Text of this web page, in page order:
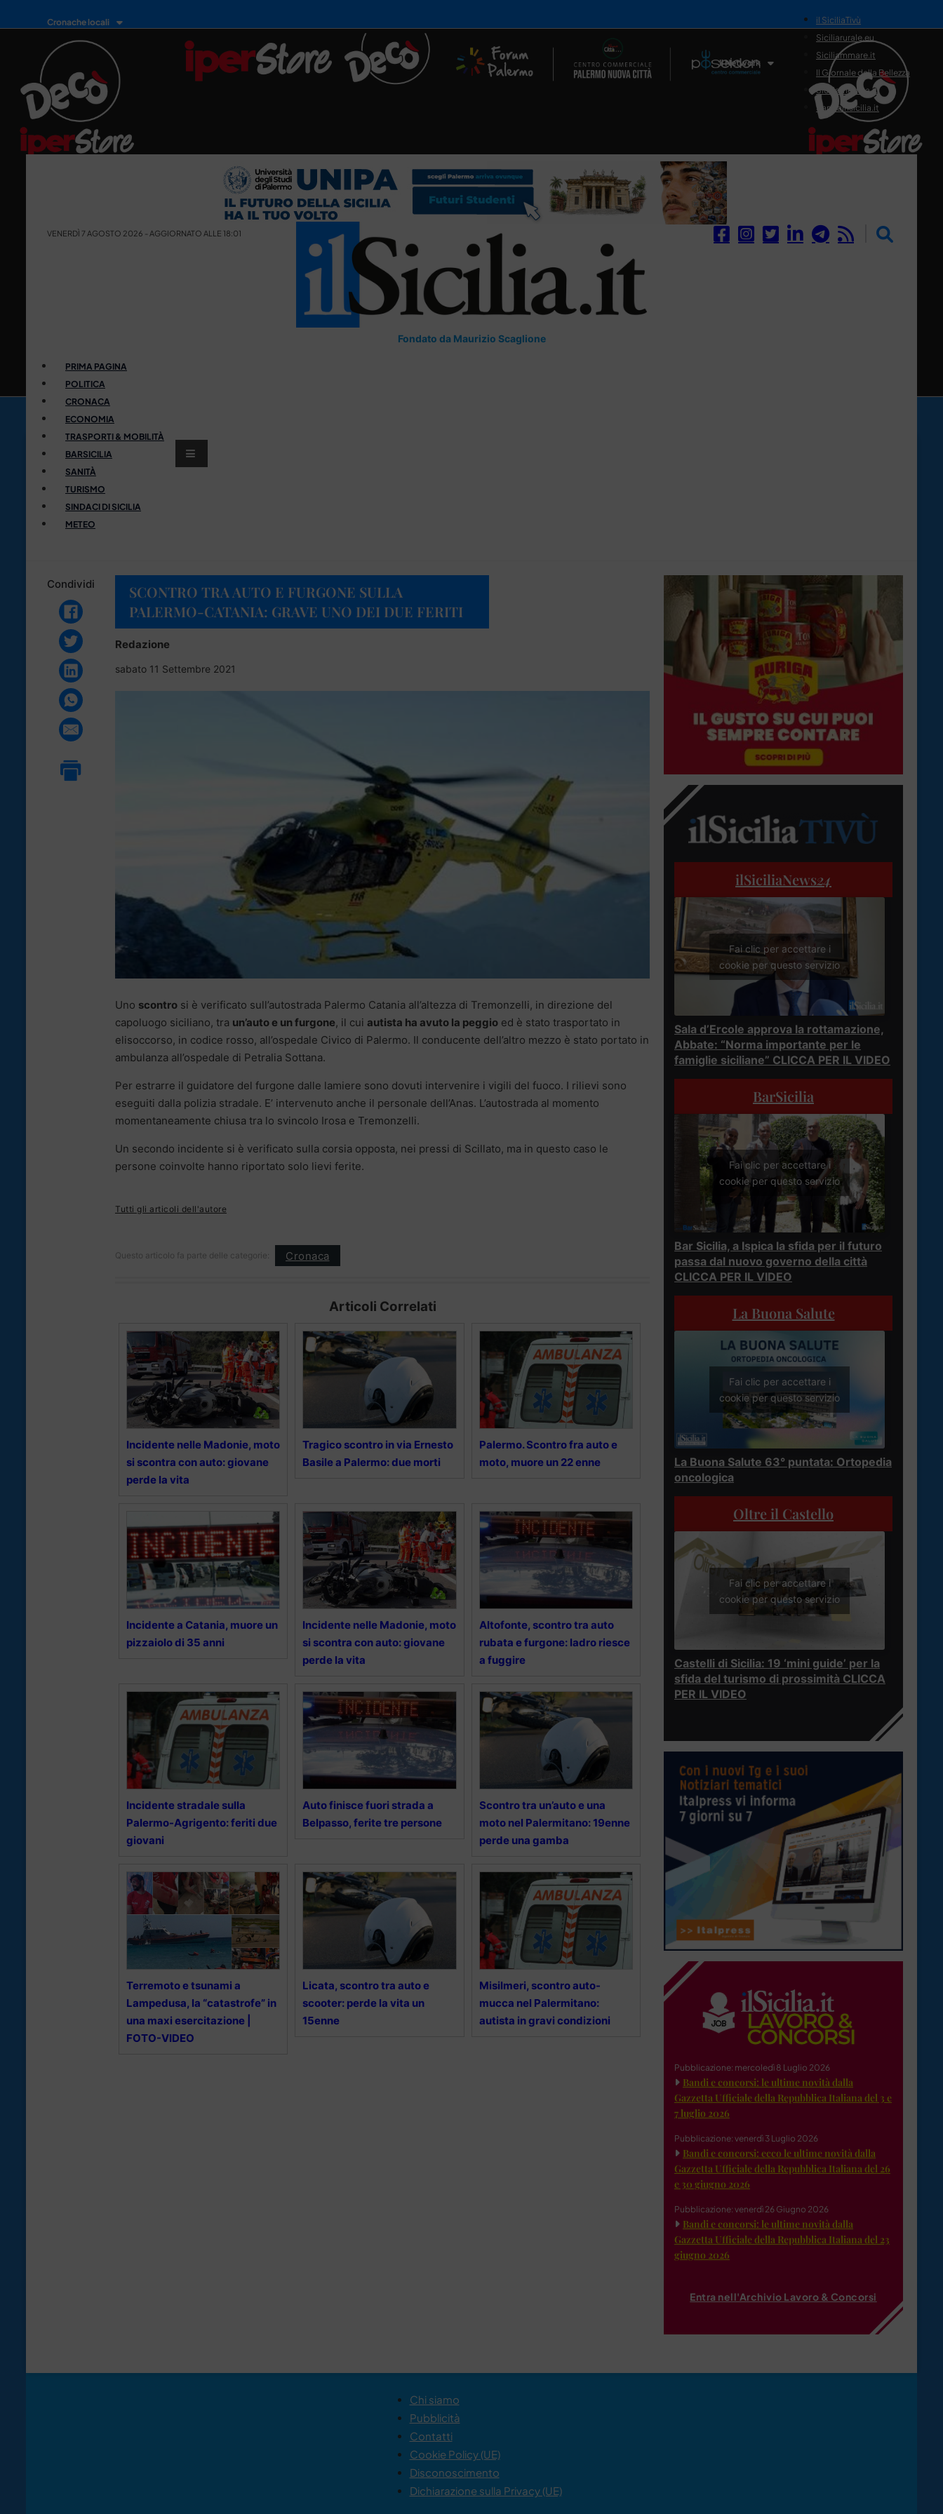
Cronache locali
Il Network
il SiciliaTivù
Siciliarurale.eu
Siciliammare.it
Il Giornale della Bellezza
Siciliamedica.it
Sanitainsicilia.it
VENERDÌ 7 AGOSTO 2026 - AGGIORNATO ALLE 18:01
Fondato da Maurizio Scaglione
PRIMA PAGINA
POLITICA
CRONACA
ECONOMIA
TRASPORTI & MOBILITÀ
BARSICILIA
SANITÀ
TURISMO
SINDACI DI SICILIA
METEO
Condividi
SCONTRO TRA AUTO E FURGONE SULLA
PALERMO-CATANIA: GRAVE UNO DEI DUE FERITI
Redazione
sabato 11 Settembre 2021
Uno scontro si è verificato sull’autostrada Palermo Catania all’altezza di Tremonzelli, in direzione del
capoluogo siciliano, tra un’auto e un furgone, il cui autista ha avuto la peggio ed è stato trasportato in
elisoccorso, in codice rosso, all’ospedale Civico di Palermo. Il conducente dell’altro mezzo è stato portato in
ambulanza all’ospedale di Petralia Sottana.
Per estrarre il guidatore del furgone dalle lamiere sono dovuti intervenire i vigili del fuoco. I rilievi sono
eseguiti dalla polizia stradale. E’ intervenuto anche il personale dell’Anas. L’autostrada al momento
momentaneamente chiusa tra lo svincolo Irosa e Tremonzelli.
Un secondo incidente si è verificato sulla corsia opposta, nei pressi di Scillato, ma in questo caso le
persone coinvolte hanno riportato solo lievi ferite.
Tutti gli articoli dell'autore
Questo articolo fa parte delle categorie: Cronaca
Articoli Correlati
Incidente nelle Madonie, moto
si scontra con auto: giovane
perde la vita
Tragico scontro in via Ernesto
Basile a Palermo: due morti
Palermo. Scontro fra auto e
moto, muore un 22 enne
Incidente a Catania, muore un
pizzaiolo di 35 anni
Incidente nelle Madonie, moto
si scontra con auto: giovane
perde la vita
Altofonte, scontro tra auto
rubata e furgone: ladro riesce
a fuggire
Incidente stradale sulla
Palermo-Agrigento: feriti due
giovani
Auto finisce fuori strada a
Belpasso, ferite tre persone
Scontro tra un’auto e una
moto nel Palermitano: 19enne
perde una gamba
Terremoto e tsunami a
Lampedusa, la “catastrofe” in
una maxi esercitazione |
FOTO-VIDEO
Licata, scontro tra auto e
scooter: perde la vita un
15enne
Misilmeri, scontro auto-
mucca nel Palermitano:
autista in gravi condizioni
ilSiciliaNews24
Fai clic per accettare i
cookie per questo servizio
Sala d’Ercole approva la rottamazione,
Abbate: “Norma importante per le
famiglie siciliane” CLICCA PER IL VIDEO
BarSicilia
Fai clic per accettare i
cookie per questo servizio
Bar Sicilia, a Ispica la sfida per il futuro
passa dal nuovo governo della città
CLICCA PER IL VIDEO
La Buona Salute
Fai clic per accettare i
cookie per questo servizio
La Buona Salute 63° puntata: Ortopedia
oncologica
Oltre il Castello
Fai clic per accettare i
cookie per questo servizio
Castelli di Sicilia: 19 ‘mini guide’ per la
sfida del turismo di prossimità CLICCA
PER IL VIDEO
Pubblicazione: mercoledì 8 Luglio 2026
Bandi e concorsi: le ultime novità dalla
Gazzetta Ufficiale della Repubblica Italiana del 3 e
7 luglio 2026
Pubblicazione: venerdì 3 Luglio 2026
Bandi e concorsi: ecco le ultime novità dalla
Gazzetta Ufficiale della Repubblica Italiana del 26
e 30 giugno 2026
Pubblicazione: venerdì 26 Giugno 2026
Bandi e concorsi: le ultime novità dalla
Gazzetta Ufficiale della Repubblica Italiana del 23
giugno 2026
Entra nell'Archivio Lavoro & Concorsi
Chi siamo
Pubblicità
Contatti
Cookie Policy (UE)
Disconoscimento
Dichiarazione sulla Privacy (UE)